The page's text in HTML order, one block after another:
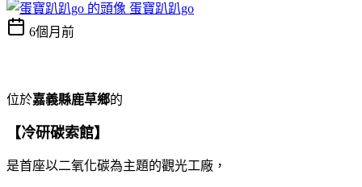
蛋寶趴趴go
6個月前
位於嘉義縣鹿草鄉的
【冷研碳索館】
是首座以二氧化碳為主題的觀光工廠，